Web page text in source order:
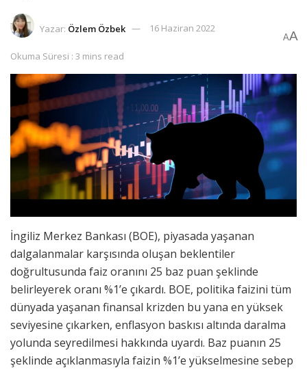
Yazar: Özlem Özbek 16 Haziran 2022
Okuma Süresi : 3 mins read
AA
İngiliz Merkez Bankası (BOE), piyasada yaşanan
dalgalanmalar karşısında oluşan beklentiler
doğrultusunda faiz oranını 25 baz puan şeklinde
belirleyerek oranı %1’e çıkardı. BOE, politika faizini tüm
dünyada yaşanan finansal krizden bu yana en yüksek
seviyesine çıkarken, enflasyon baskısı altında daralma
yolunda seyredilmesi hakkında uyardı. Baz puanın 25
şeklinde açıklanmasıyla faizin %1’e yükselmesine sebep